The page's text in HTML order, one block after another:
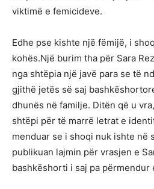
viktimë e femicideve.
Edhe pse kishte një fëmijë, i
kohës.Një burim tha për Sara
nga shtëpia një javë para se të
gjithë jetës së saj
dhunës në familje. Ditën që u
shtëpi për të marrë letrat e
menduar se i shoqi nuk ishte në
publikuan lajmin për vrasjen e
bashkëshorti i saj pa përmendur